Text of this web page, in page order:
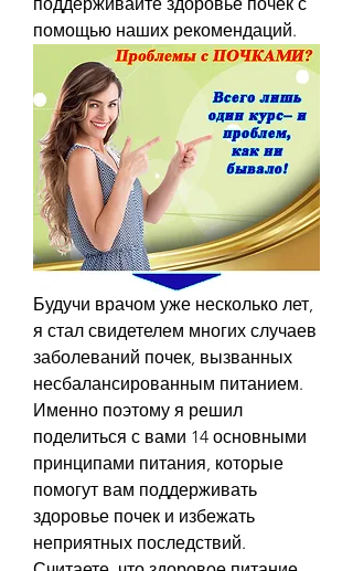
помощью наших рекомендаций.
Будучи врачом уже несколько лет,
я стал свидетелем многих случаев
заболеваний почек, вызванных
несбалансированным питанием.
Именно поэтому я решил
поделиться с вами 14 основными
принципами питания, которые
помогут вам поддерживать
здоровье почек и избежать
неприятных последствий.